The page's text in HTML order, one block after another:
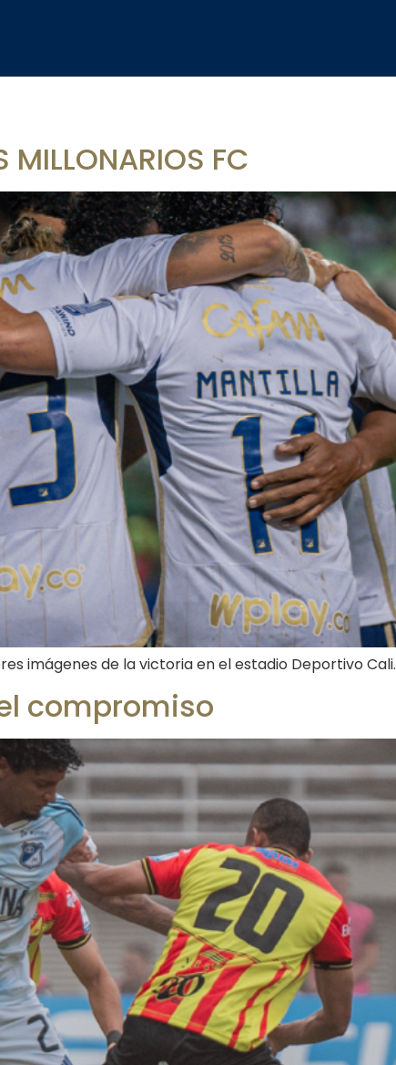
MILLONARIOS FC
imágenes de la victoria en el estadio Deportivo Cali.
compromiso